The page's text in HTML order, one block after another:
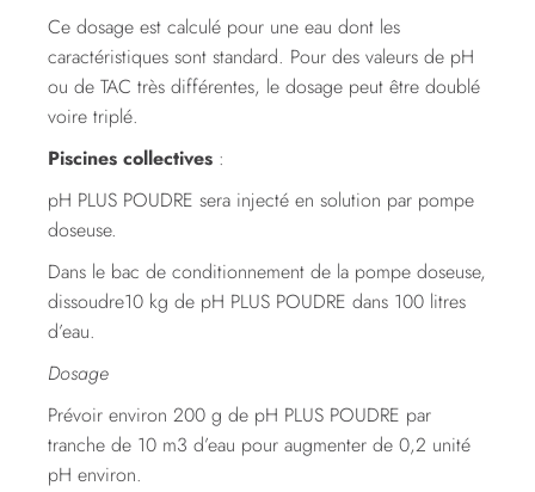
Ce dosage est calculé pour une eau dont les
caractéristiques sont standard. Pour des valeurs de pH
ou de TAC très différentes, le dosage peut être doublé
voire triplé.
Piscines collectives :
pH PLUS POUDRE sera injecté en solution par pompe
doseuse.
Dans le bac de conditionnement de la pompe doseuse,
dissoudre10 kg de pH PLUS POUDRE dans 100 litres
d’eau.
Dosage
Prévoir environ 200 g de pH PLUS POUDRE par
tranche de 10 m3 d’eau pour augmenter de 0,2 unité
pH environ.